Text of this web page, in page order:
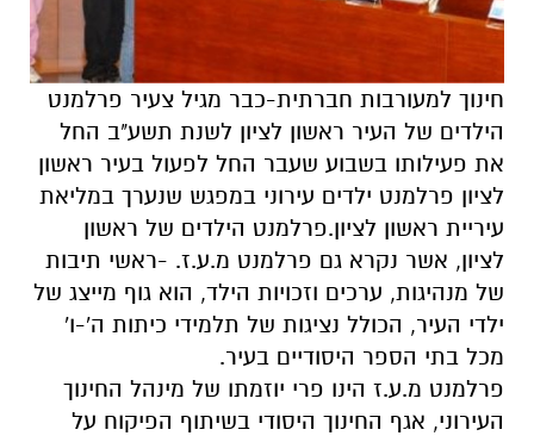
חינוך למעורבות חברתית-כבר מגיל צעיר פרלמנט
הילדים של העיר ראשון לציון לשנת תשע"ב החל
את פעילותו בשבוע שעבר החל לפעול בעיר ראשון
לציון פרלמנט ילדים עירוני במפגש שנערך במליאת
עיריית ראשון לציון.פרלמנט הילדים של ראשון
לציון, אשר נקרא גם פרלמנט מ.ע.ז. -ראשי תיבות
של מנהיגות, ערכים וזכויות הילד, הוא גוף מייצג של
ילדי העיר, הכולל נציגות של תלמידי כיתות ה'-ו'
מכל בתי הספר היסודיים בעיר.
פרלמנט מ.ע.ז הינו פרי יוזמתו של מינהל החינוך
העירוני, אגף החינוך היסודי בשיתוף הפיקוח על